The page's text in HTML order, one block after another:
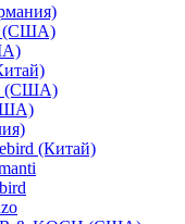
(США)
(США)
(Китай)